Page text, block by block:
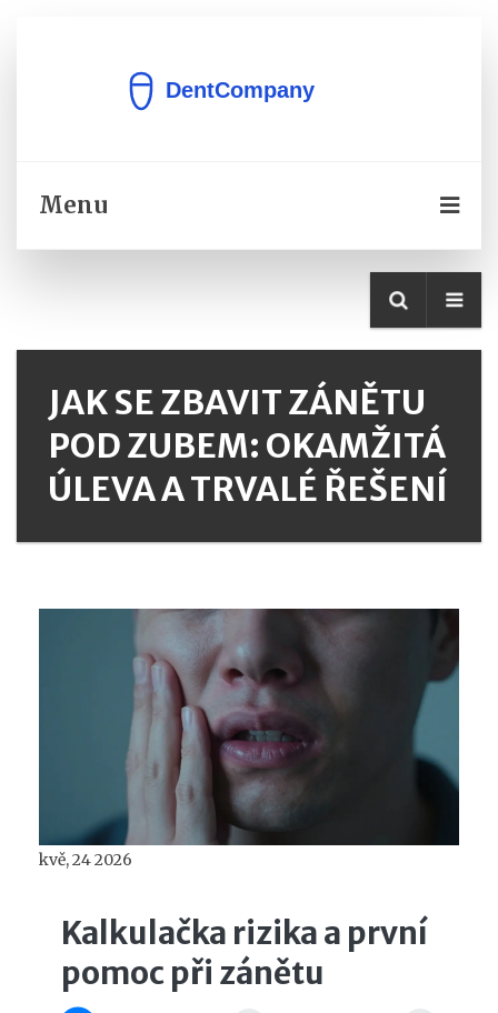
Menu
JAK SE ZBAVIT ZÁNĚTU
POD ZUBEM: OKAMŽITÁ
ÚLEVA A TRVALÉ ŘEŠENÍ
kvě, 24 2026
Kalkulačka rizika a první
pomoc při zánětu